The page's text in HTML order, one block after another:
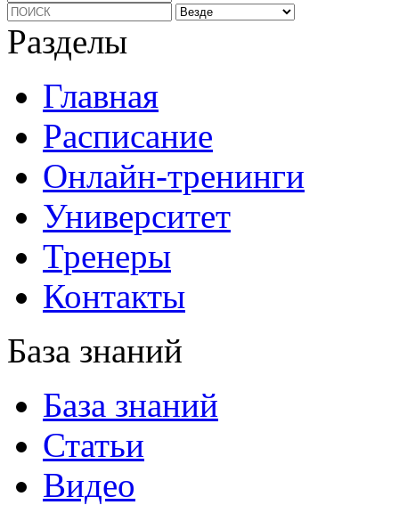
Разделы
Главная
Расписание
Онлайн-тренинги
Университет
Тренеры
Контакты
База знаний
База знаний
Статьи
Видео